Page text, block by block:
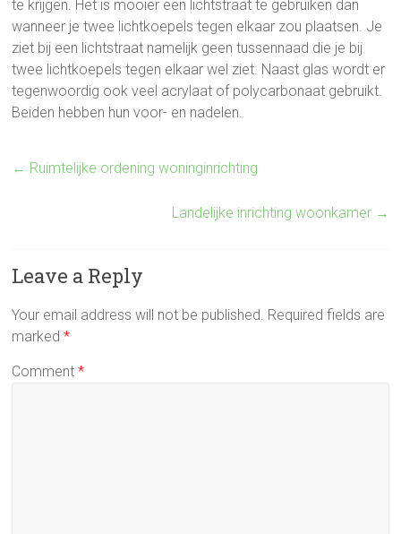
te krijgen. Het is mooier een lichtstraat te gebruiken dan
wanneer je twee lichtkoepels tegen elkaar zou plaatsen. Je
ziet bij een lichtstraat namelijk geen tussennaad die je bij
twee lichtkoepels tegen elkaar wel ziet. Naast glas wordt er
tegenwoordig ook veel acrylaat of polycarbonaat gebruikt.
Beiden hebben hun voor- en nadelen.
← Ruimtelijke ordening woninginrichting
Landelijke inrichting woonkamer →
Leave a Reply
Your email address will not be published. Required fields are
marked*
Comment*